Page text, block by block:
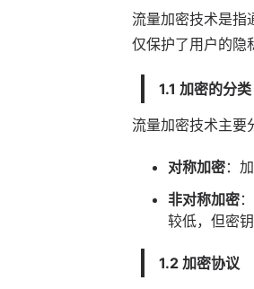
流量加密技术是指
仅保护了用户的隐
1.1 加密的分类
流量加密技术主要
对称加密：
非对称加密
较低，但密
1.2 加密协议